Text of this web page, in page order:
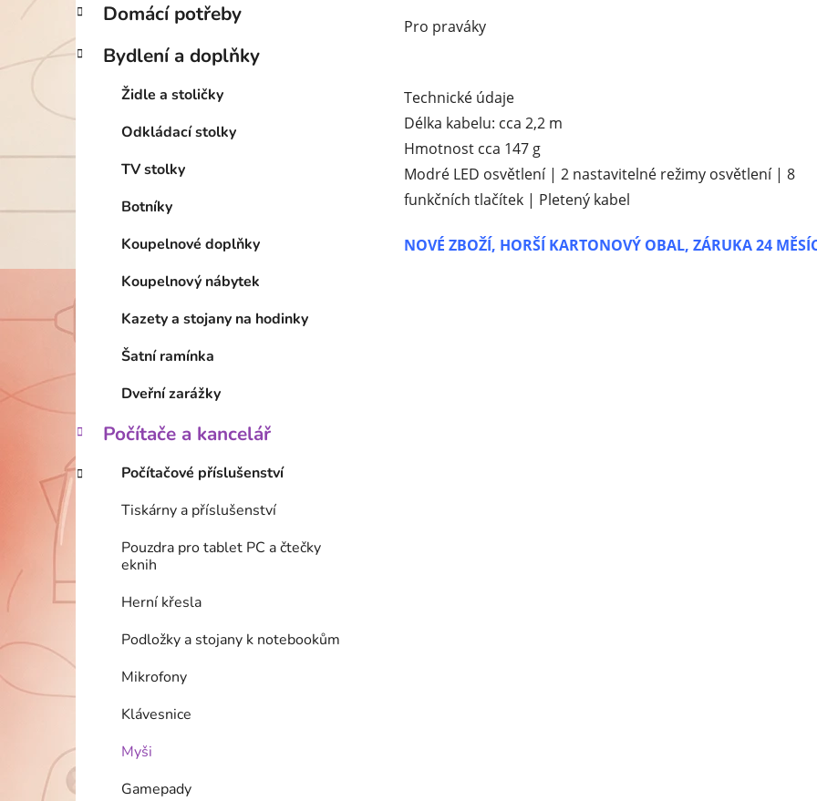
Domácí potřeby
Bydlení a doplňky
Židle a stoličky
Odkládací stolky
TV stolky
Botníky
Koupelnové doplňky
Koupelnový nábytek
Kazety a stojany na hodinky
Šatní ramínka
Dveřní zarážky
Počítače a kancelář
Počítačové příslušenství
Tiskárny a příslušenství
Pouzdra pro tablet PC a čtečky
eknih
Herní křesla
Podložky a stojany k notebookům
Mikrofony
Klávesnice
Myši
Gamepady
Pro praváky
Technické údaje
Délka kabelu: cca 2,2 m
Hmotnost cca 147 g
Modré LED osvětlení | 2 nastavitelné režimy osvětlení | 8
funkčních tlačítek | Pletený kabel
NOVÉ ZBOŽÍ, HORŠÍ KARTONOVÝ OBAL, ZÁRUKA 24